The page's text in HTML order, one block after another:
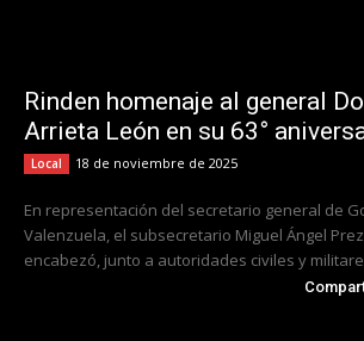
Rinden homenaje al general
Arrieta León en su 63°
Local 18 de noviembre de 2025
En representación del secretario general de
Valenzuela, el subsecretario Miguel Ángel
encabezó, junto a autoridades civiles y